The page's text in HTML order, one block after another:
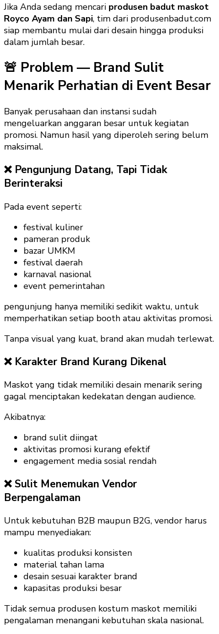
Jika Anda sedang mencari produsen badut maskot
Royco Ayam dan Sapi, tim dari produsenbadut.com
siap membantu mulai dari desain hingga produksi
dalam jumlah besar.
🚨 Problem — Brand Sulit
Menarik Perhatian di Event Besar
Banyak perusahaan dan instansi sudah
mengeluarkan anggaran besar untuk kegiatan
promosi. Namun hasil yang diperoleh sering belum
maksimal.
❌ Pengunjung Datang, Tapi Tidak
Berinteraksi
Pada event seperti:
festival kuliner
pameran produk
bazar UMKM
festival daerah
karnaval nasional
event pemerintahan
pengunjung hanya memiliki sedikit waktu, untuk
memperhatikan setiap booth atau aktivitas promosi.
Tanpa visual yang kuat, brand akan mudah terlewat.
❌ Karakter Brand Kurang Dikenal
Maskot yang tidak memiliki desain menarik sering
gagal menciptakan kedekatan dengan audience.
Akibatnya:
brand sulit diingat
aktivitas promosi kurang efektif
engagement media sosial rendah
❌ Sulit Menemukan Vendor
Berpengalaman
Untuk kebutuhan B2B maupun B2G, vendor harus
mampu menyediakan:
kualitas produksi konsisten
material tahan lama
desain sesuai karakter brand
kapasitas produksi besar
Tidak semua produsen kostum maskot memiliki
pengalaman menangani kebutuhan skala nasional.